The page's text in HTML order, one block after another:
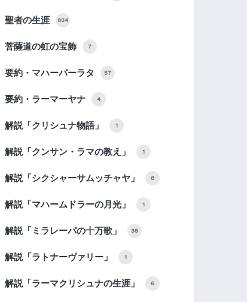
聖者の生涯 824
菩薩道の虹の宝飾 7
要約・マハーバーラタ 57
要約・ラーマーヤナ 4
解説「クリシュナ物語」 1
解説「クンサン・ラマの教え」 1
解説「シクシャーサムッチャヤ」 8
解説「マハームドラーの月光」 1
解説「ミラレーパの十万歌」 35
解説「ラトナーヴァリー」 1
解説「ラーマクリシュナの生涯」 6